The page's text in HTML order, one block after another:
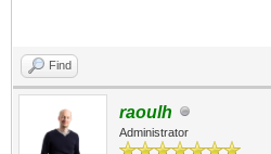
Find
raoulh
Administrator